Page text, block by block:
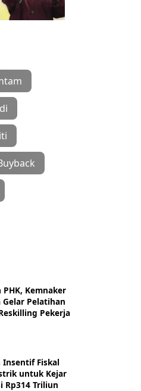
Kemnaker
Gelar Pelatihan
Pekerja
Insentif Fiskal
untuk Kejar
Rp314 Triliun